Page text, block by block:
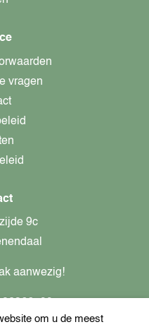
vragen
9c
aanwezig!
om u de meest